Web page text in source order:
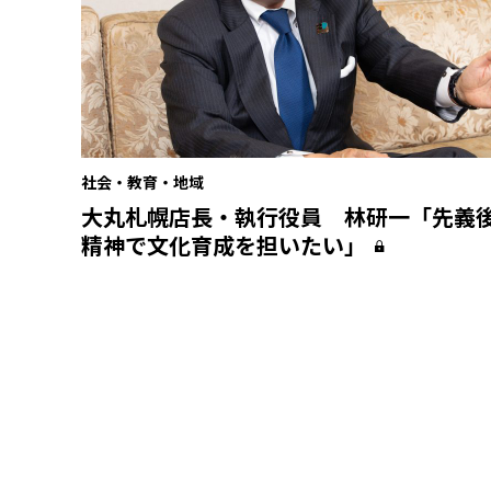
社会・教育・地域
大丸札幌店長・執行役員 林研一「先義
精神で文化育成を担いたい」